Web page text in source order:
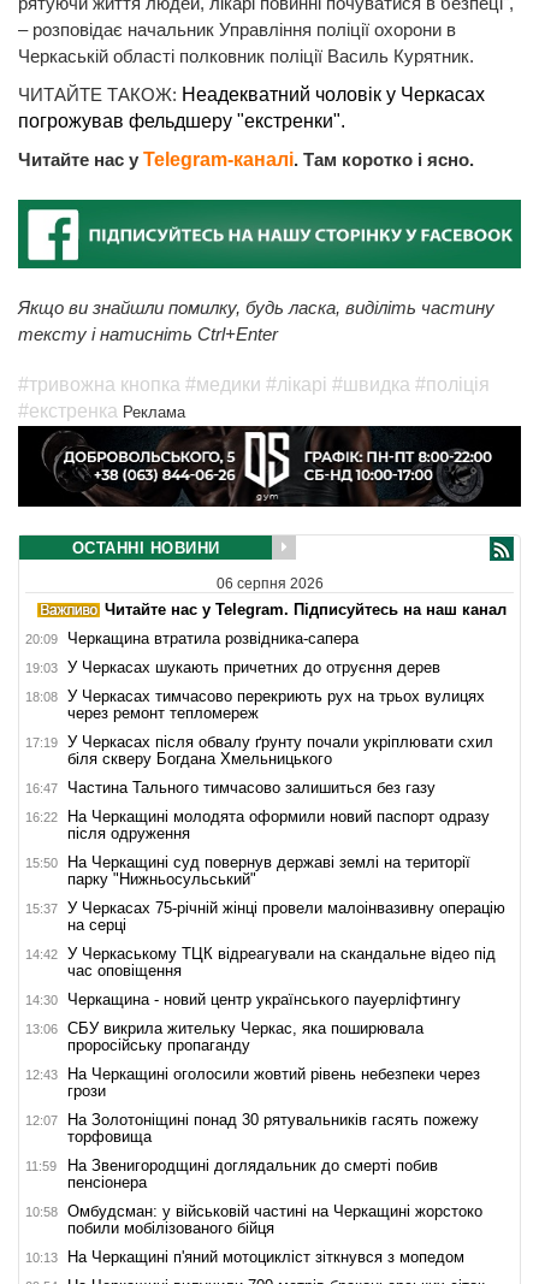
– розповідає начальник Управління поліції охорони в
Черкаській області полковник поліції Василь Курятник.
ЧИТАЙТЕ ТАКОЖ: Неадекватний чоловік у Черкасах
погрожував фельдшеру "екстренки".
Читайте нас у Telegram-каналі. Там коротко і ясно.
Якщо ви знайшли помилку, будь ласка, виділіть частину
тексту і натисніть Ctrl+Enter
#тривожна кнопка #медики #лікарі #швидка #поліція
#екстренка Реклама
ОСТАННІ НОВИНИ
06 серпня 2026
Читайте нас у Telegram. Підписуйтесь на наш канал
20:09 Черкащина втратила розвідника-сапера
19:03 У Черкасах шукають причетних до отруєння дерев
18:08
У Черкасах тимчасово перекриють рух на трьох вулицях
через ремонт тепломереж
17:19
У Черкасах після обвалу ґрунту почали укріплювати схил
біля скверу Богдана Хмельницького
16:47 Частина Тального тимчасово залишиться без газу
16:22
На Черкащині молодята оформили новий паспорт одразу
після одруження
15:50
На Черкащині суд повернув державі землі на території
парку "Нижньосульський"
15:37
У Черкасах 75-річній жінці провели малоінвазивну операцію
на серці
14:42
У Черкаському ТЦК відреагували на скандальне відео під
час оповіщення
14:30 Черкащина - новий центр українського пауерліфтингу
13:06
СБУ викрила жительку Черкас, яка поширювала
проросійську пропаганду
12:43
На Черкащині оголосили жовтий рівень небезпеки через
грози
12:07
На Золотоніщині понад 30 рятувальників гасять пожежу
торфовища
11:59
На Звенигородщині доглядальник до смерті побив
пенсіонера
10:58
Омбудсман: у військовій частині на Черкащині жорстоко
побили мобілізованого бійця
10:13 На Черкащині п'яний мотоцикліст зіткнувся з мопедом